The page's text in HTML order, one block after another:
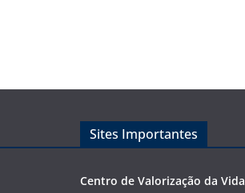
Sites Importantes
Centro de Valorização da Vida